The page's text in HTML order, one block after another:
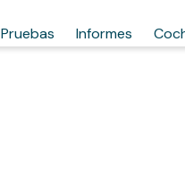
Pruebas Informes